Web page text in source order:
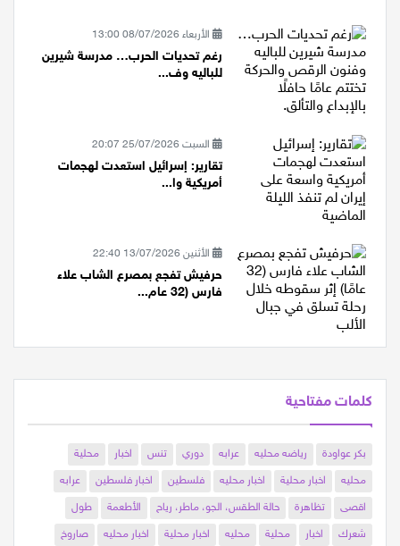
الأربعاء 08/07/2026 13:00
رغم تحديات الحرب… مدرسة شيرين
للباليه وف...
السبت 25/07/2026 20:07
تقارير: إسرائيل استعدت لهجمات
أمريكية وا...
الأثنين 13/07/2026 22:40
حرفيش تفجع بمصرع الشاب علاء
فارس (32 عام...
كلمات مفتاحية
بكر عواودة رياضه محليه عرابه دوري تنس اخبار
محلية
محليه
اخبار محلية اخبار محليه فلسطين اخبار فلسطين
عرابه
اقصى
تظاهرة حالة الطقس، الجو، ماطر، رياح الأطعمة
طول
شعرك
اخبار محلية محليه اخبار محلية اخبار محليه
صاروخ